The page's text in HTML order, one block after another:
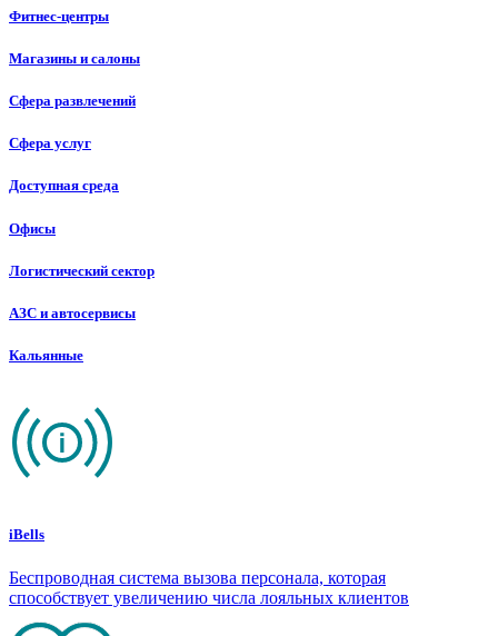
Фитнес-центры
Магазины и салоны
Сфера развлечений
Сфера услуг
Доступная среда
Офисы
Логистический сектор
АЗС и автосервисы
Кальянные
iBells
Беспроводная система вызова персонала, которая
способствует увеличению числа лояльных клиентов